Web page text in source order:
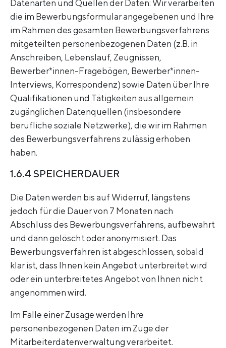
Datenarten und Quellen der Daten: Wir verarbeiten
die im Bewerbungsformular angegebenen und Ihre
im Rahmen des gesamten Bewerbungsverfahrens
mitgeteilten personenbezogenen Daten (z.B. in
Anschreiben, Lebenslauf, Zeugnissen,
Bewerber*innen-Fragebögen, Bewerber*innen-
Interviews, Korrespondenz) sowie Daten über Ihre
Qualifikationen und Tätigkeiten aus allgemein
zugänglichen Datenquellen (insbesondere
berufliche soziale Netzwerke), die wir im Rahmen
des Bewerbungsverfahrens zulässig erhoben
haben.
1.6.4 SPEICHERDAUER
Die Daten werden bis auf Widerruf, längstens
jedoch für die Dauer von 7 Monaten nach
Abschluss des Bewerbungsverfahrens, aufbewahrt
und dann gelöscht oder anonymisiert. Das
Bewerbungsverfahren ist abgeschlossen, sobald
klar ist, dass Ihnen kein Angebot unterbreitet wird
oder ein unterbreitetes Angebot von Ihnen nicht
angenommen wird.
Im Falle einer Zusage werden Ihre
personenbezogenen Daten im Zuge der
Mitarbeiterdatenverwaltung verarbeitet.